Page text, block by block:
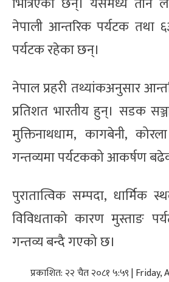
नेपाली आन्तरिक पर्यटक तथा
पर्यटक रहेका छन्।
नेपाल प्रहरी तथ्यांकअनुसार
प्रतिशत भारतीय हुन्। सडक
मुक्तिनाथधाम, कागबेनी,
गन्तव्यमा पर्यटकको आकर्षण
पुरातात्विक सम्पदा, धार्मिक
विविधताको कारण मुस्ताङ
गन्तव्य बन्दै गएको छ।
प्रकाशित: २२ चैत २०८१ ५:५९ | Friday,